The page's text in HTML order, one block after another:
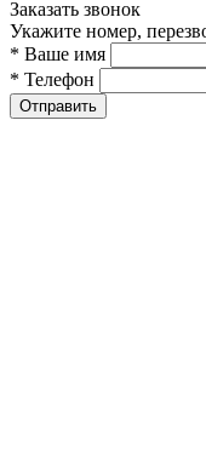
Заказать звонок
Укажите номер,
* Ваше имя
* Телефон
Отправить